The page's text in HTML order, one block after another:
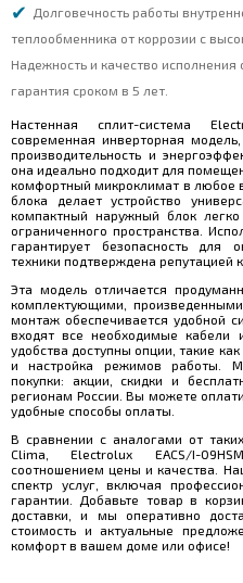
Долговечность работы
теплообменника от коррозии с
Надежность и качество
гарантия сроком в 5 лет.
Настенная сплит-система
современная инверторная
производительность и
она идеально подходит для
комфортный микроклимат в любое
блока делает устройство
компактный наружный блок
ограниченного пространства.
гарантирует безопасность
техники подтверждена репутацией
Эта модель отличается
комплектующими,
монтаж обеспечивается удобной
входят все необходимые кабели
удобства доступны опции, такие
и настройка режимов работы.
покупки: акции, скидки и
регионам России. Вы можете
удобные способы оплаты.
В сравнении с аналогами от
Clima, Electrolux EACS/I-
соотношением цены и качества.
спектр услуг, включая
гарантии. Добавьте товар в
доставки, и мы оперативно
стоимость и актуальные
комфорт в вашем доме или офисе!